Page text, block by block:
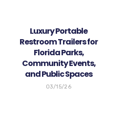
Luxury Portable
Restroom Trailers for
Florida Parks,
Community Events,
and Public Spaces
03/15/26